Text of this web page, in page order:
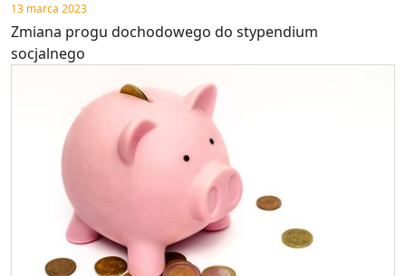
13 marca 2023
Zmiana progu dochodowego do stypendium
socjalnego